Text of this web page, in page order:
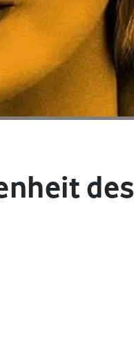
des